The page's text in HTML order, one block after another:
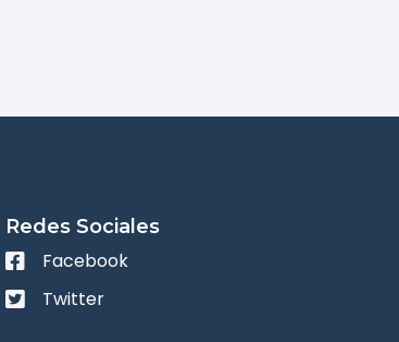
Redes Sociales
Facebook
Twitter